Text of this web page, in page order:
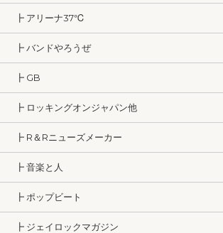
┣ アリーナ37℃
┣ バンドやろうぜ
┣ GB
┣ ロッキングオンジャパン他
┣ R＆Rニューズメーカー
┣ 音楽と人
┣ ポップビート
┣ ジェイロックマガジン